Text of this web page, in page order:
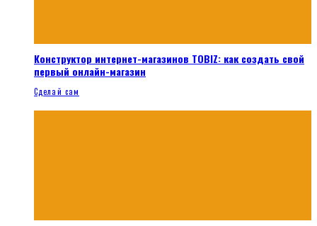
Конструктор интернет-магазинов TOBIZ: как создать свой
первый онлайн-магазин
Сделай сам